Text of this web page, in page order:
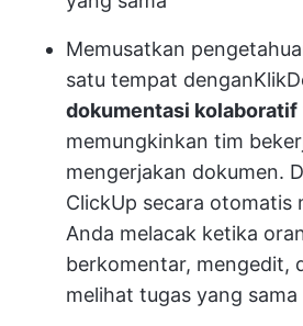
Memusatkan
satu tempat dengan
dokumentasi kolaboratif
memungkinkan tim
mengerjakan dokumen.
ClickUp secara otomatis
Anda melacak ketika
berkomentar, mengedit,
melihat tugas yang